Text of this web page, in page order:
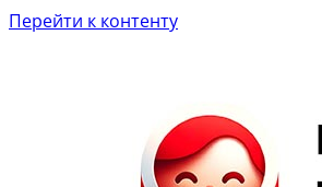
Перейти к контенту